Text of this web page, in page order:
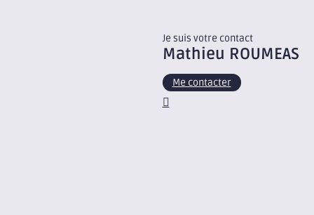
Je suis votre contact
Mathieu ROUMEAS
Me contacter